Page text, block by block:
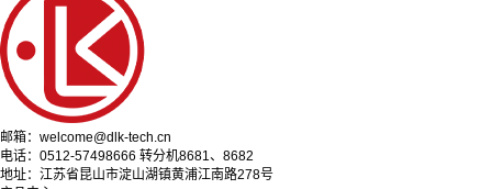
邮箱：welcome@dlk-tech.cn
电话：0512-57498666 转分机8681、8682
地址：江苏省昆山市淀山湖镇黄浦江南路278号